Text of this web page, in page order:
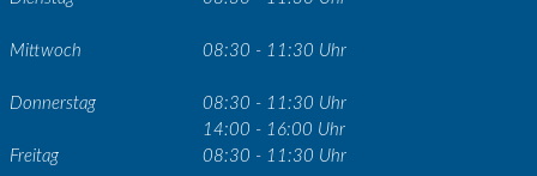
Mittwoch 08:30 - 11:30 Uhr
Donnerstag
08:30 - 11:30 Uhr
14:00 - 16:00 Uhr
Freitag
08:30 - 11:30 Uhr